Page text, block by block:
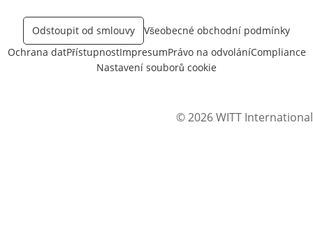
Odstoupit od smlouvy
Všeobecné obchodní podmínky
Ochrana datPřístupnostImpresumPrávo na odvoláníCompliance
Nastavení souborů cookie
© 2026 WITT International